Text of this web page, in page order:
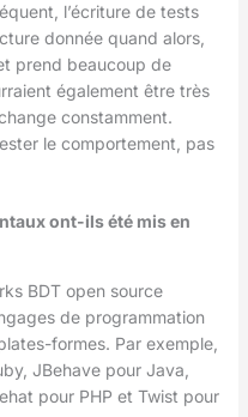
l’écriture de tests
donnée quand alors,
prend beaucoup de
également être très
constamment.
le comportement, pas
ont-ils été mis en
BDT open source
de programmation
formes. Par exemple,
JBehave pour Java,
pour PHP et Twist pour